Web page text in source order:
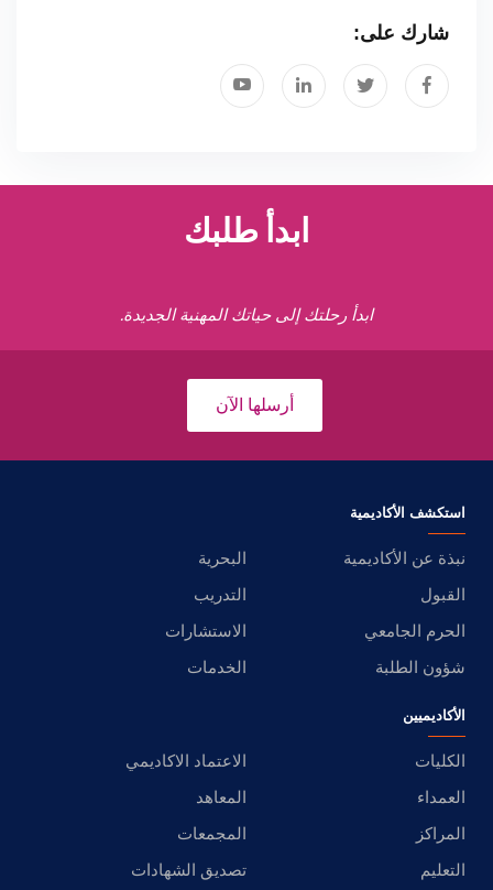
شارك على:
ابدأ طلبك
ابدأ رحلتك إلى حياتك المهنية الجديدة.
أرسلها الآن
استكشف الأكاديمية
نبذة عن الأكاديمية
البحرية
القبول
التدريب
الحرم الجامعي
الاستشارات
شؤون الطلبة
الخدمات
الأكاديميين
الكليات
الاعتماد الاكاديمي
العمداء
المعاهد
المراكز
المجمعات
التعليم
تصديق الشهادات